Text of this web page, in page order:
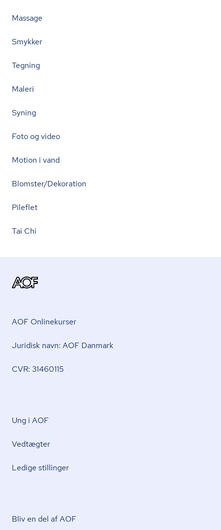
Massage
Smykker
Tegning
Maleri
Syning
Foto og video
Motion i vand
Blomster/Dekoration
Pileflet
Tai Chi
AOF Onlinekurser
Juridisk navn: AOF Danmark
CVR: 31460115
Ung i AOF
Vedtægter
Ledige stillinger
Bliv en del af AOF